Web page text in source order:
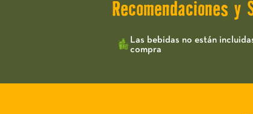
Recomendaciones y
Las bebidas no están
compra